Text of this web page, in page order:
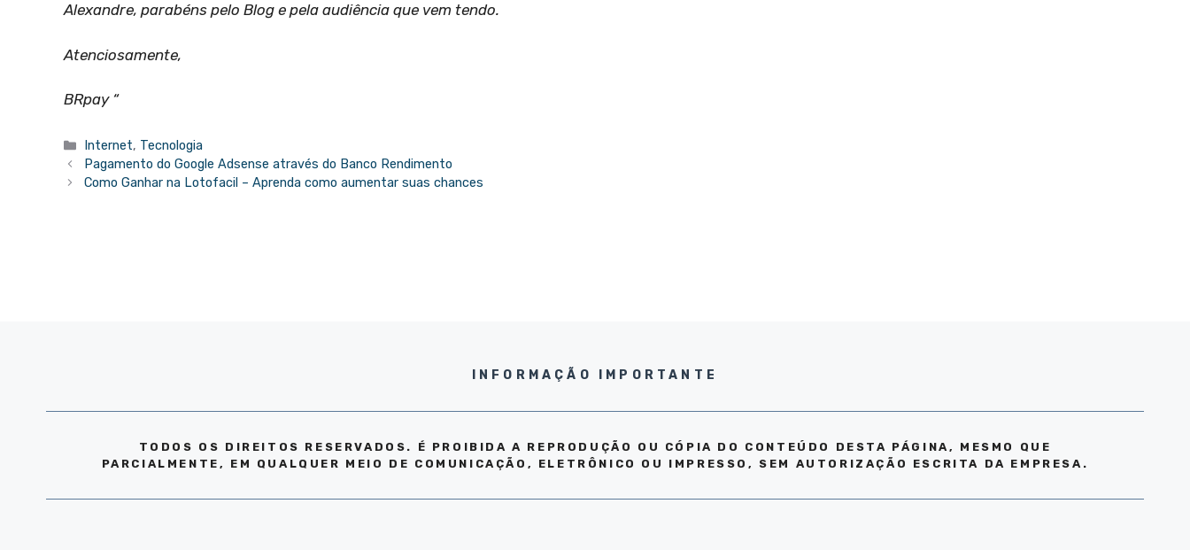
Alexandre, parabéns pelo Blog e pela audiência que vem tendo.
Atenciosamente,
BRpay “
Categorias
Internet, Tecnologia
Pagamento do Google Adsense através do Banco Rendimento
Como Ganhar na Lotofacil – Aprenda como aumentar suas chances
INFORMAÇÃO IMPORTANTE
TODOS OS DIREITOS RESERVADOS. É PROIBIDA A REPRODUÇÃO OU CÓPIA DO CONTEÚDO DESTA PÁGINA, MESMO QUE
PARCIALMENTE, EM QUALQUER MEIO DE COMUNICAÇÃO, ELETRÔNICO OU IMPRESSO, SEM AUTORIZAÇÃO ESCRITA DA EMPRESA.